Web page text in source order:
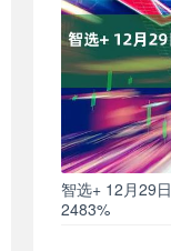
智选+ 12月29
2483%